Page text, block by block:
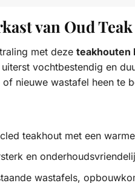
van Oud
met deze teakhouten
vochtbestendig en
nieuwe wastafel heen
teakhout met een
en
wastafels,